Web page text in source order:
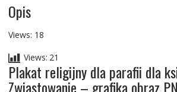
PNG
Opis
Views: 18
Views: 21
Plakat religijny dla parafii dla
Zwiastowanie – grafika obraz